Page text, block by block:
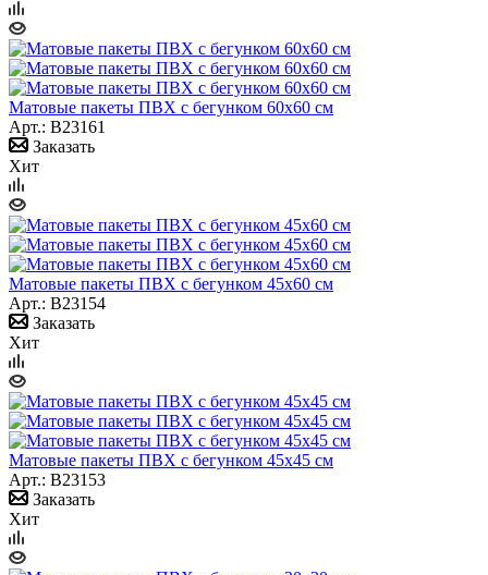
Матовые пакеты ПВХ с бегунком 60х60 см
Арт.: B23161
Заказать
Хит
Матовые пакеты ПВХ с бегунком 45х60 см
Арт.: B23154
Заказать
Хит
Матовые пакеты ПВХ с бегунком 45х45 см
Арт.: B23153
Заказать
Хит